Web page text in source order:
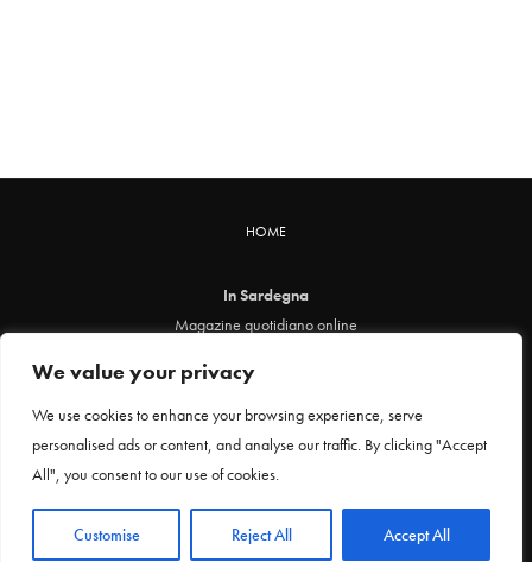
We value your privacy
We use cookies to enhance your browsing experience, serve
personalised ads or content, and analyse our traffic. By clicking "Accept
All", you consent to our use of cookies.
Customise Reject All Accept All
HOME
In Sardegna
Magazine quotidiano online
Direttore responsabile ed editore: Claudia Marin
Piazza Santa Chiara, 49 - 00186 - Roma
P.IVA 12912621005
Testata online registrata al Tribunale di Roma al n. 29 del 24 febbraio 2021